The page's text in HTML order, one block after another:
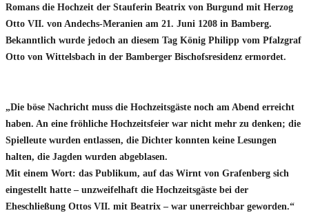
Romans die Hochzeit der Stauferin Beatrix von Burgund mit Herzog
Otto VII. von Andechs-Meranien am 21. Juni 1208 in Bamberg.
Bekanntlich wurde jedoch an diesem Tag König Philipp vom Pfalzgraf
Otto von Wittelsbach in der Bamberger Bischofsresidenz ermordet.
„Die böse Nachricht muss die Hochzeitsgäste noch am Abend erreicht
haben. An eine fröhliche Hochzeitsfeier war nicht mehr zu denken; die
Spielleute wurden entlassen, die Dichter konnten keine Lesungen
halten, die Jagden wurden abgeblasen.
Mit einem Wort: das Publikum, auf das Wirnt von Grafenberg sich
eingestellt hatte – unzweifelhaft die Hochzeitsgäste bei der
Eheschließung Ottos VII. mit Beatrix – war unerreichbar geworden.“